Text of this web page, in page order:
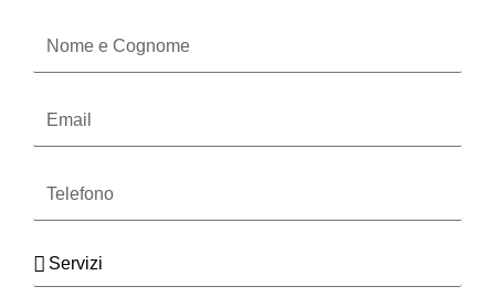
Cognome
Servizi